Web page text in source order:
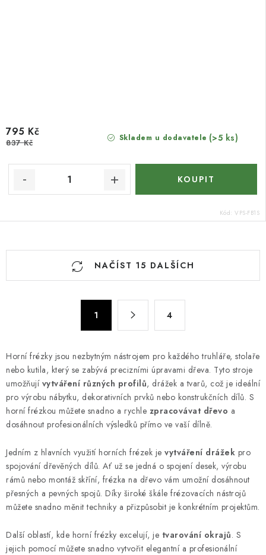
Skladem u dodavatele (>5 ks)
795 Kč
837 Kč
Kód: VPS-FB1S
O
c
í
p
r
v
k
v
ý
p
i
u
NAČÍST 15 DALŠÍCH
á
n
k
o
v
á
í
1 4
Horní frézky jsou nezbytným nástrojem pro každého truhláře, stolaře
nebo kutila, který se zabývá precizními úpravami dřeva. Tyto stroje
umožňují vytváření různých profilů, drážek a tvarů, což je ideální
pro výrobu nábytku, dekorativních prvků nebo konstrukčních dílů. S
horní frézkou můžete snadno a rychle zpracovávat dřevo a
dosáhnout profesionálních výsledků přímo ve vaší dílně.
Jedním z hlavních využití horních frézek je vytváření drážek pro
spojování dřevěných dílů. Ať už se jedná o spojení desek, výrobu
rámů nebo montáž skříní, frézka na dřevo vám umožní dosáhnout
přesných a pevných spojů. Díky široké škále frézovacích nástrojů
můžete snadno měnit techniky a přizpůsobit je konkrétním projektům.
Další oblastí, kde horní frézky excelují, je tvarování okrajů. S
jejich pomocí můžete snadno vytvořit elegantní a profesionální